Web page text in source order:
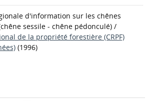
d'information sur les chênes
sessile - chêne pédonculé) /
de la propriété forestière (CRPF)
(1996)